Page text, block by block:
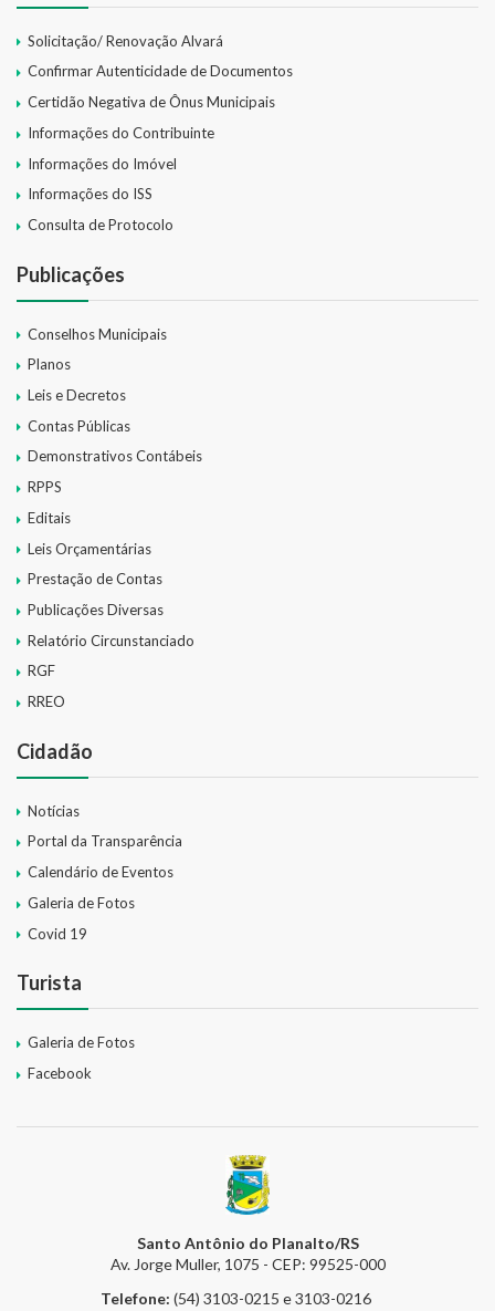
Solicitação/ Renovação Alvará
Confirmar Autenticidade de Documentos
Certidão Negativa de Ônus Municipais
Informações do Contribuinte
Informações do Imóvel
Informações do ISS
Consulta de Protocolo
Publicações
Conselhos Municipais
Planos
Leis e Decretos
Contas Públicas
Demonstrativos Contábeis
RPPS
Editais
Leis Orçamentárias
Prestação de Contas
Publicações Diversas
Relatório Circunstanciado
RGF
RREO
Cidadão
Notícias
Portal da Transparência
Calendário de Eventos
Galeria de Fotos
Covid 19
Turista
Galeria de Fotos
Facebook
Santo Antônio do Planalto/RS
Av. Jorge Muller, 1075 - CEP: 99525-000
Telefone: (54) 3103-0215 e 3103-0216